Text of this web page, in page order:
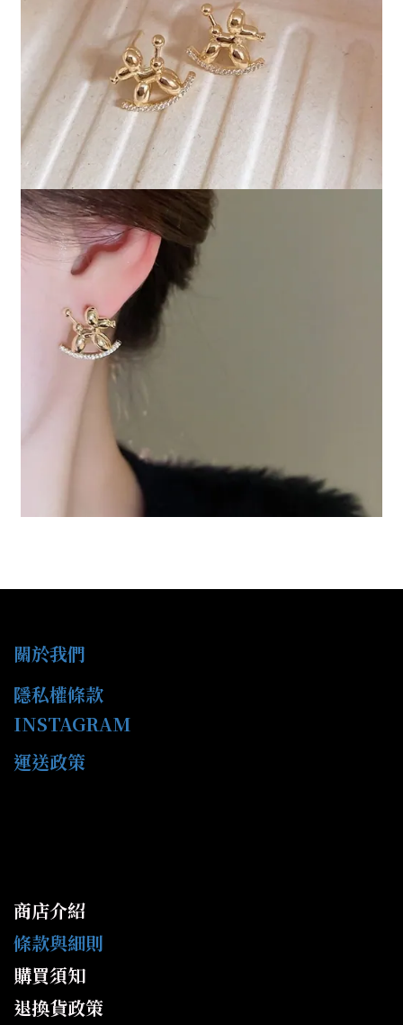
關於我們
隱私權條款
INSTAGRAM
運送政策
商店介紹
條款與細則
購買須知
退換貨政策